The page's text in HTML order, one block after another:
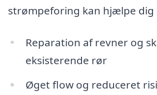
strømpeforing kan hjælpe dig
Reparation af revner og
eksisterende rør
Øget flow og reduceret